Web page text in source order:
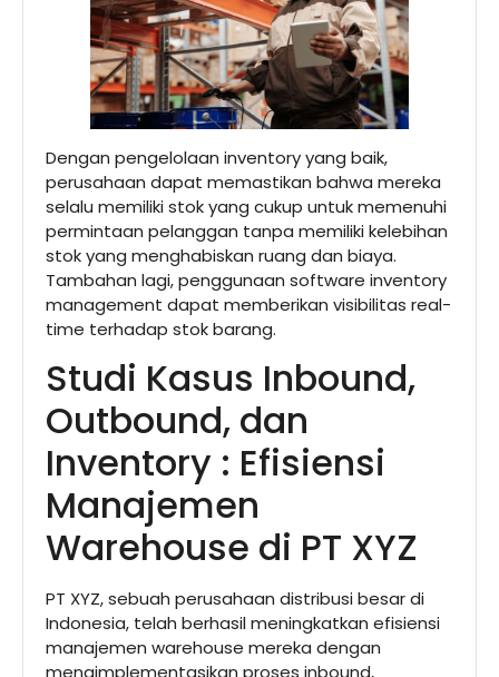
Dengan pengelolaan inventory yang baik,
perusahaan dapat memastikan bahwa mereka
selalu memiliki stok yang cukup untuk memenuhi
permintaan pelanggan tanpa memiliki kelebihan
stok yang menghabiskan ruang dan biaya.
Tambahan lagi, penggunaan software inventory
management dapat memberikan visibilitas real-
time terhadap stok barang.
Studi Kasus Inbound,
Outbound, dan
Inventory : Efisiensi
Manajemen
Warehouse di PT XYZ
PT XYZ, sebuah perusahaan distribusi besar di
Indonesia, telah berhasil meningkatkan efisiensi
manajemen warehouse mereka dengan
mengimplementasikan proses inbound,